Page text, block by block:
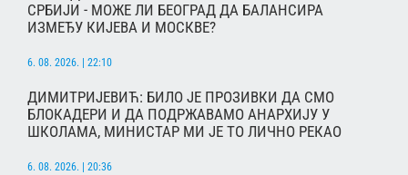
СРБИЈИ - МОЖЕ ЛИ БЕОГРАД ДА БАЛАНСИРА
ИЗМЕЂУ КИЈЕВА И МОСКВЕ?
6. 08. 2026. | 22:10
ДИМИТРИЈЕВИЋ: БИЛО ЈЕ ПРОЗИВКИ ДА СМО
БЛОКАДЕРИ И ДА ПОДРЖАВАМО АНАРХИЈУ У
ШКОЛАМА, МИНИСТАР МИ ЈЕ ТО ЛИЧНО РЕКАО
6. 08. 2026. | 20:36